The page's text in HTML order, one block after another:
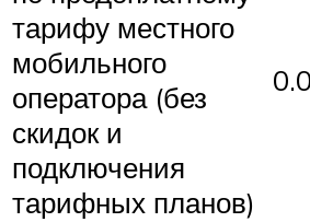
тарифу местного
мобильного
оператора (без
скидок и
подключения
тарифных планов)